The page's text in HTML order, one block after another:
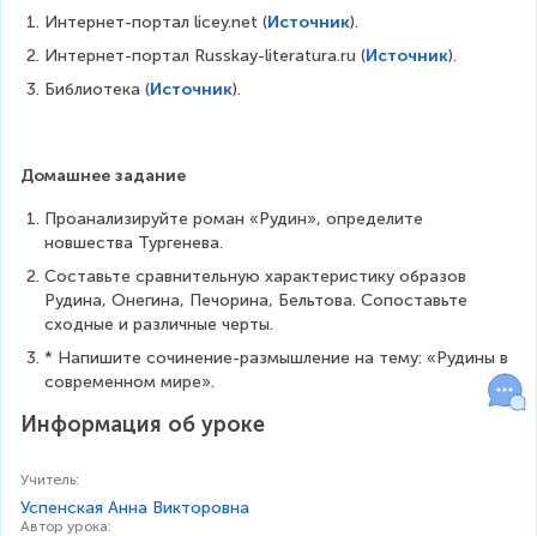
Интернет-портал licey.net (Источник).
Интернет-портал Russkay-literatura.ru (Источник).
Библиотека (Источник).
Домашнее задание
Проанализируйте роман «Рудин», определите
новшества Тургенева.
Составьте сравнительную характеристику образов
Рудина, Онегина, Печорина, Бельтова. Сопоставьте
сходные и различные черты.
* Напишите сочинение-размышление на тему: «Рудины в
современном мире».
Информация об уроке
Учитель:
Успенская Анна Викторовна
Автор урока: